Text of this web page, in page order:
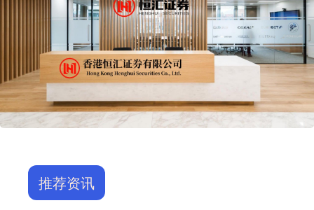
推荐资讯